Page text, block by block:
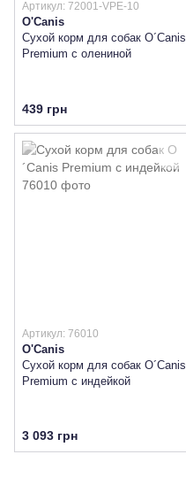
Артикул: 72001-VPE-10
O'Canis
Сухой корм для собак O´Canis
Premium с олениной
439 грн
Артикул: 76010
O'Canis
Сухой корм для собак O´Canis
Premium с индейкой
3 093 грн